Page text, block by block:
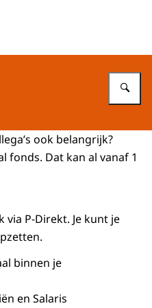
ook belangrijk?
fonds. Dat kan al vanaf 1
via P-Direkt. Je kunt je
binnen je
en Salaris